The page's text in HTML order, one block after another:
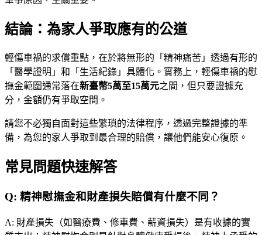
結論：為家人爭取應有的公道
輕傷車禍的求償重點，在於將無形的「精神痛苦」透過有形的
「醫學證明」和「生活紀錄」具體化。實務上，輕傷車禍的慰
撫金範圍通常落在新臺幣5萬至15萬元之間，但只要證據充
分，金額仍有爭取空間。
請您不必獨自面對這些繁瑣的法律程序，透過完整證據的準
備，為您的家人爭取到最合理的賠償，讓他們能安心復原。
常見問題快速解答
Q: 精神慰撫金和財產損失賠償有什麼不同？
A: 財產損失（如醫療費、修車費、薪資損失）是有收據的實